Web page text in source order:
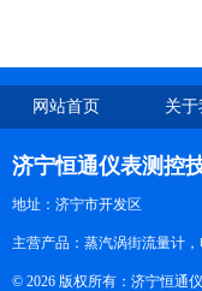
网站首页 关
济宁恒通仪表测控
地址：济宁市开发区
主营产品：蒸汽涡街流量计
© 2026 版权所有：济宁恒通